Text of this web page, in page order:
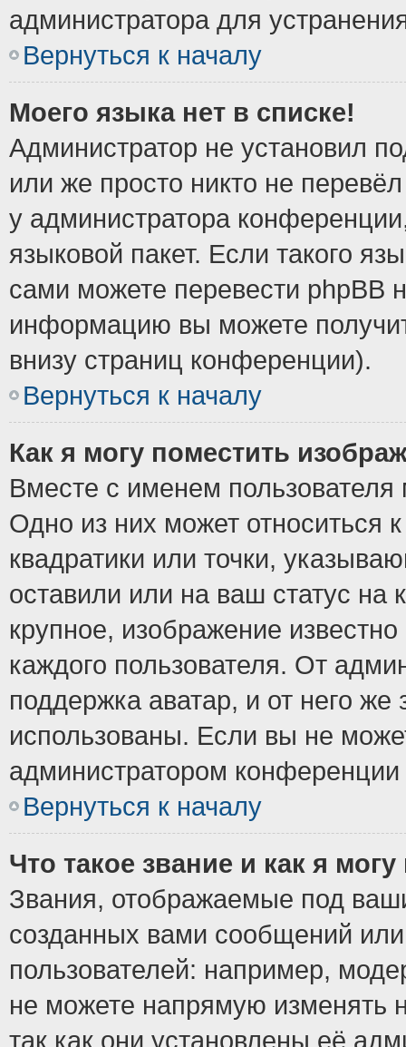
администратора для
Вернуться к началу
Моего языка нет в списке!
Администратор не установил
или же просто никто не
у администратора
языковой пакет. Если такого
сами можете перевести phpBB
информацию вы можете
внизу страниц конференции).
Вернуться к началу
Как я могу поместить
Вместе с именем пользователя
Одно из них может относиться
квадратики или точки,
оставили или на ваш статус
крупное, изображение
каждого пользователя. От
поддержка аватар, и от него же
использованы. Если вы не
администратором
Вернуться к началу
Что такое звание и как я
Звания, отображаемые под
созданных вами сообщений
пользователей: например,
не можете напрямую изменять
так как они установлены её